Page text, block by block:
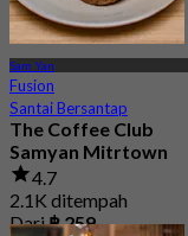
Sam Yan
Fusion
Santai Bersantap
The Coffee Club
Samyan Mitrtown
4.7
2.1K ditempah
Dari฿ 259